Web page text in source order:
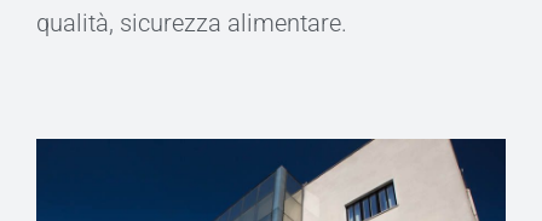
qualità, sicurezza alimentare.